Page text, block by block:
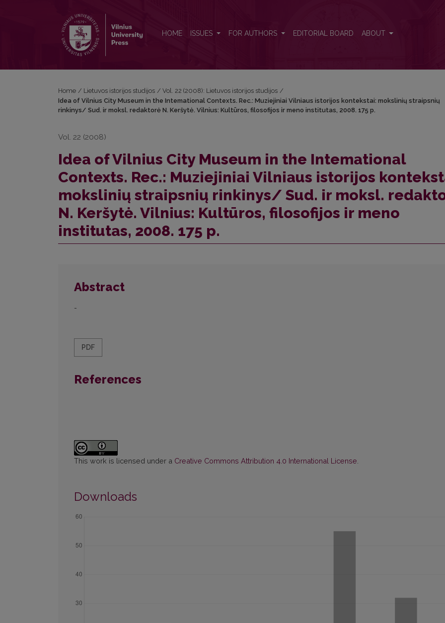
HOME ISSUES FOR AUTHORS EDITORIAL BOARD ABOUT
Home / Lietuvos istorijos studijos / Vol. 22 (2008): Lietuvos istorijos studijos /
Idea of Vilnius City Museum in the Intemational Contexts. Rec.: Muziejiniai Vilniaus istorijos kontekstai: mokslinių straipsnių
rinkinys/ Sud. ir moksl. redaktorė N. Keršytė. Vilnius: Kultūros, filosofijos ir meno institutas, 2008. 175 p.
Vol. 22 (2008)
Idea of Vilnius City Museum in the Intemational
Contexts. Rec.: Muziejiniai Vilniaus istorijos
mokslinių straipsnių rinkinys/ Sud. ir moksl.
N. Keršytė. Vilnius: Kultūros, filosofijos ir meno
institutas, 2008. 175 p.
Abstract
-
PDF
References
This work is licensed under a Creative Commons Attribution 4.0 International License
Downloads